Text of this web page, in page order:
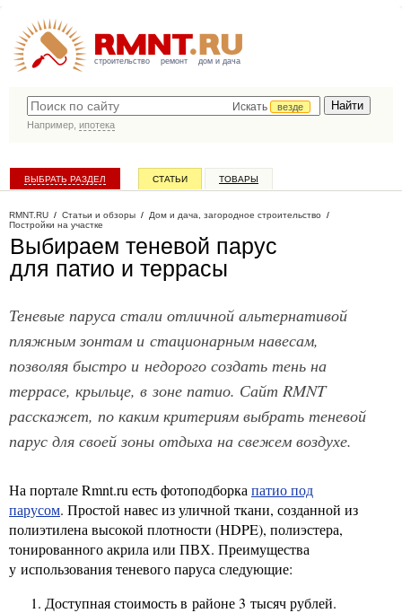
строительство ремонт дом и дача
Искать
везде
Например, ипотека
ВЫБРАТЬ РАЗДЕЛ СТАТЬИ ТОВАРЫ
RMNT.RU / Статьи и обзоры / Дом и дача, загородное строительство /
Постройки на участке
Выбираем теневой парус
для патио и террасы
Теневые паруса стали отличной альтернативой
пляжным зонтам и стационарным навесам,
позволяя быстро и недорого создать тень на
террасе, крыльце, в зоне патио. Сайт RMNT
расскажет, по каким критериям выбрать теневой
парус для своей зоны отдыха на свежем воздухе.
На портале Rmnt.ru есть фотоподборка патио под
парусом. Простой навес из уличной ткани, созданной из
полиэтилена высокой плотности (HDPE), полиэстера,
тонированного акрила или ПВХ. Преимущества
у использования теневого паруса следующие:
Доступная стоимость в районе 3 тысяч рублей.